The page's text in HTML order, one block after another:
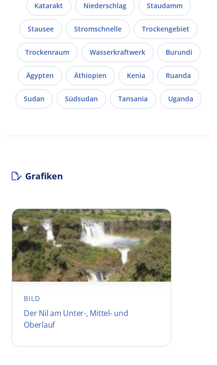
Katarakt Niederschlag Staudamm
Stausee Stromschnelle Trockengebiet
Trockenraum Wasserkraftwerk Burundi
Ägypten Äthiopien Kenia Ruanda
Sudan Südsudan Tansania Uganda
Grafiken
BILD
Der Nil am Unter-, Mittel- und
Oberlauf